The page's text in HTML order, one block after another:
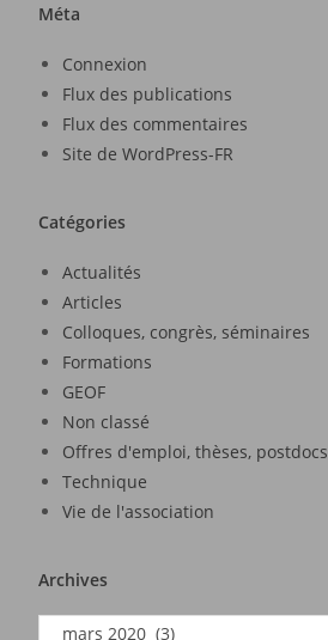
Méta
Connexion
Flux des publications
Flux des commentaires
Site de WordPress-FR
Catégories
Actualités
Articles
Colloques, congrès, séminaires
Formations
GEOF
Non classé
Offres d'emploi, thèses, postdocs
Technique
Vie de l'association
Archives